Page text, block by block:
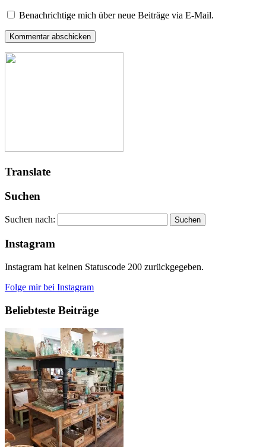
Benachrichtige mich über neue Beiträge via E-Mail.
Translate
Suchen
Suchen nach:
Instagram
Instagram hat keinen Statuscode 200 zurückgegeben.
Folge mir bei Instagram
Beliebteste Beiträge